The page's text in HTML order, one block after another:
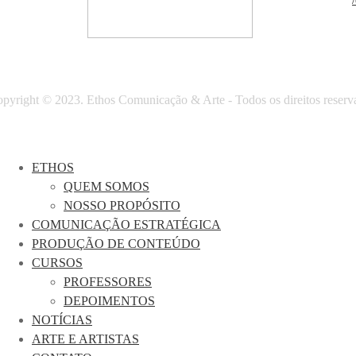
© 2023. Ethos Comunicação & Arte - Todos os direitos
ETHOS
QUEM SOMOS
NOSSO PROPÓSITO
COMUNICAÇÃO ESTRATÉGICA
PRODUÇÃO DE CONTEÚDO
CURSOS
PROFESSORES
DEPOIMENTOS
NOTÍCIAS
ARTE E ARTISTAS